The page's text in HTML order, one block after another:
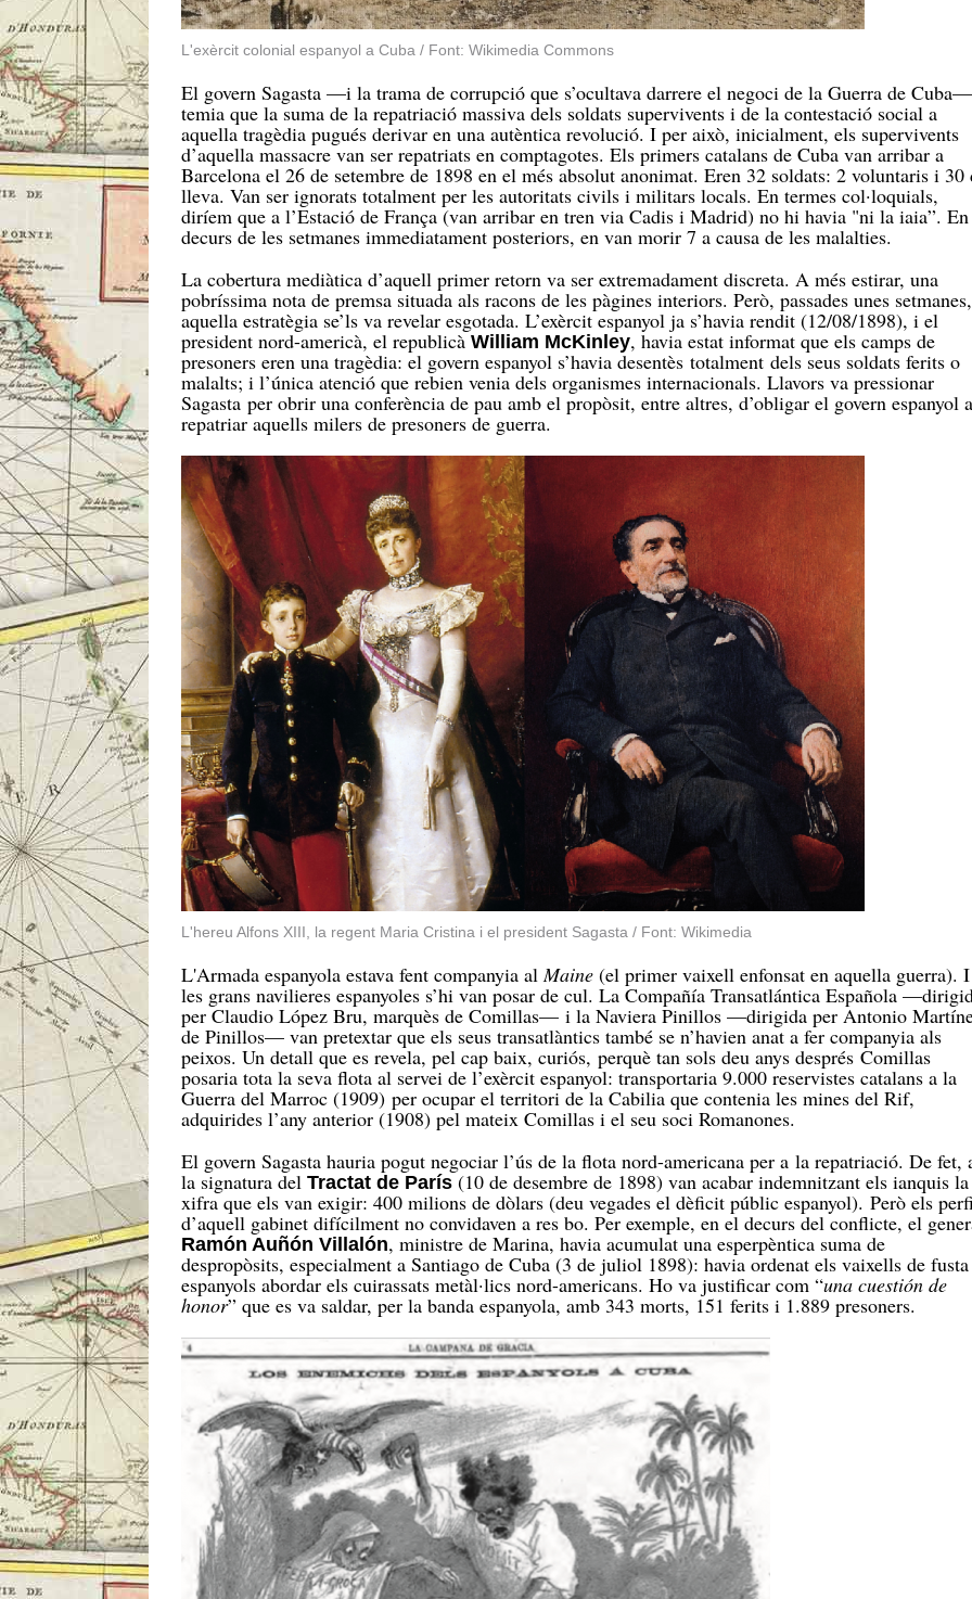
L'exèrcit colonial espanyol a Cuba / Font: Wikimedia Commons
El govern Sagasta —i la trama de corrupció que s’ocultava darrere el negoci de la Guerra de Cuba—
temia que la suma de la repatriació massiva dels soldats supervivents i de la contestació social a
aquella tragèdia pugués derivar en una autèntica revolució. I per això, inicialment, els supervivents
d’aquella massacre van ser repatriats en comptagotes. Els primers catalans de Cuba van arribar a
Barcelona el 26 de setembre de 1898 en el més absolut anonimat. Eren 32 soldats: 2 voluntaris i 30
lleva. Van ser ignorats totalment per les autoritats civils i militars locals. En termes col·loquials,
diríem que a l’Estació de França (van arribar en tren via Cadis i Madrid) no hi havia "ni la iaia”.
decurs de les setmanes immediatament posteriors, en van morir 7 a causa de les malalties.
La cobertura mediàtica d’aquell primer retorn va ser extremadament discreta. A més estirar, una
pobríssima nota de premsa situada als racons de les pàgines interiors. Però, passades unes setmanes,
aquella estratègia se’ls va revelar esgotada. L’exèrcit espanyol ja s’havia rendit (12/08/1898), i el
president nord-americà, el republicàWilliam McKinley, havia estat informat que els camps de
presoners eren una tragèdia: el govern espanyol s’havia desentès totalment dels seus soldats ferits o
malalts; i l’única atenció que rebien venia dels organismes internacionals. Llavors va pressionar
Sagasta per obrir una conferència de pau amb el propòsit, entre altres, d’obligar el govern espanyol a
repatriar aquells milers de presoners de guerra.
L'hereu Alfons XIII, la regent Maria Cristina i el president Sagasta / Font: Wikimedia
L'Armada espanyola estava fent companyia alMaine (el primer vaixell enfonsat en aquella guerra). I
les grans navilieres espanyoles s’hi van posar de cul. La Compañía Transatlántica Española
per Claudio López Bru, marquès de Comillas— i la Naviera Pinillos —dirigida per Antonio
de Pinillos— van pretextar que els seus transatlàntics també se n’havien anat a fer companyia als
peixos. Un detall que es revela, pel cap baix, curiós, perquè tan sols deu anys després Comillas
posaria tota la seva flota al servei de l’exèrcit espanyol: transportaria 9.000 reservistes catalans a la
Guerra del Marroc (1909) per ocupar el territori de la Cabilia que contenia les mines del Rif,
adquirides l’any anterior (1908) pel mateix Comillas i el seu soci Romanones.
El govern Sagasta hauria pogut negociar l’ús de la flota nord-americana per a la repatriació. De fet,
la signatura del Tractat de París (10 de desembre de 1898) van acabar indemnitzant els ianquis la
xifra que els van exigir: 400 milions de dòlars (deu vegades el dèficit públic espanyol). Però els
d’aquell gabinet difícilment no convidaven a res bo. Per exemple, en el decurs del conflicte, el
Ramón Auñón Villalón, ministre de Marina, havia acumulat una esperpèntica suma de
despropòsits, especialment a Santiago de Cuba (3 de juliol 1898): havia ordenat els vaixells de fusta
espanyols abordar els cuirassats metàl·lics nord-americans. Ho va justificar com “una cuestión de
honor” que es va saldar, per la banda espanyola, amb 343 morts, 151 ferits i 1.889 presoners.